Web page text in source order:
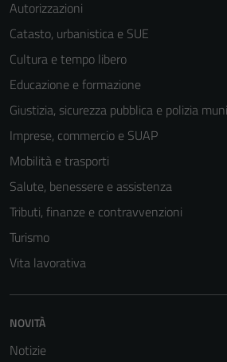
Autorizzazioni
Catasto, urbanistica e SUE
Cultura e tempo libero
Educazione e formazione
Giustizia, sicurezza pubblica e polizia
Imprese, commercio e SUAP
Mobilità e trasporti
Salute, benessere e assistenza
Tributi, finanze e contravvenzioni
Turismo
Vita lavorativa
NOVITÀ
Notizie